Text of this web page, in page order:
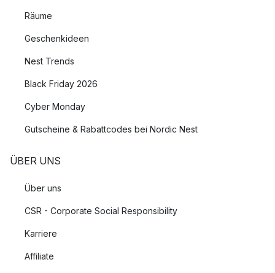
Räume
Geschenkideen
Nest Trends
Black Friday 2026
Cyber Monday
Gutscheine & Rabattcodes bei Nordic Nest
ÜBER UNS
Über uns
CSR - Corporate Social Responsibility
Karriere
Affiliate